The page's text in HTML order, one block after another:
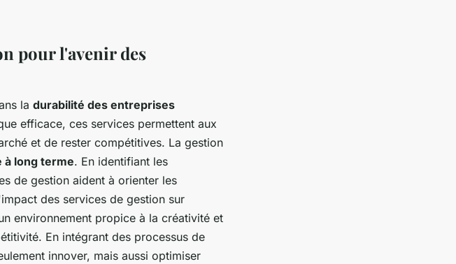
pour l'avenir des
la durabilité des entreprises
efficace, ces services permettent aux
et de rester compétitives. La gestion
à long terme. En identifiant les
de gestion aident à orienter les
des services de gestion sur
environnement propice à la créativité et
En intégrant des processus de
innover, mais aussi optimiser